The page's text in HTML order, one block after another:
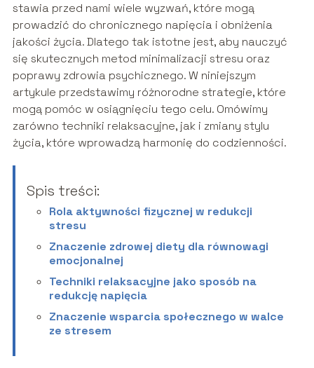
stawia przed nami wiele wyzwań, które mogą
prowadzić do chronicznego napięcia i obniżenia
jakości życia. Dlatego tak istotne jest, aby nauczyć
się skutecznych metod minimalizacji stresu oraz
poprawy zdrowia psychicznego. W niniejszym
artykule przedstawimy różnorodne strategie, które
mogą pomóc w osiągnięciu tego celu. Omówimy
zarówno techniki relaksacyjne, jak i zmiany stylu
życia, które wprowadzą harmonię do codzienności.
Spis treści:
Rola aktywności fizycznej w redukcji
stresu
Znaczenie zdrowej diety dla równowagi
emocjonalnej
Techniki relaksacyjne jako sposób na
redukcję napięcia
Znaczenie wsparcia społecznego w walce
ze stresem